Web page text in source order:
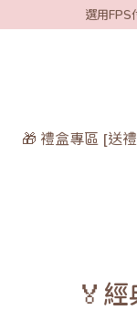
選用FPS
🎁 禮盒專區 [送
🏅